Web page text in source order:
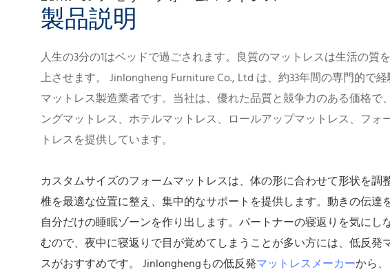
製品説明
人生の3分の1はベッドで過ごされます。良質のマットレスは生活の質
上させます。 Jinlongheng Furniture Co., Ltd は、約33年間の専門的で
マットレス製造業者です。当社は、優れた品質と競争力のある価格で
ングマットレス、ホテルマットレス、ロールアップマットレス、フォ
トレスを提供しています。
カスタムサイズのフォームマットレスは、体の形に合わせて形状を調
椎を最適な位置に整え、集中的なサポートを提供します。 動きの伝達
自分だけの睡眠ゾーンを作り出します。 パートナーの寝返りを気にし
むので、夜中に寝返りで目が覚めてしまうことが多い方には、低反発
スがおすすめです。 Jinlonghengもの低反発マットレスメーカーから